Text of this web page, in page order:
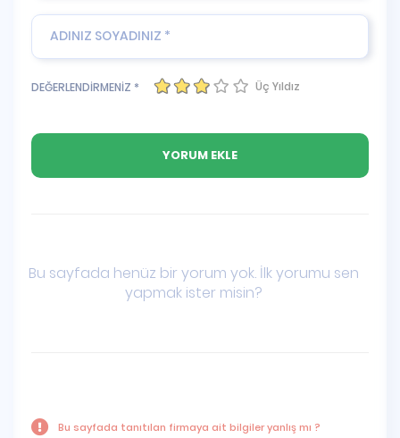
DEĞERLENDİRMENİZ * Üç Yıldız
Bu sayfada henüz bir yorum yok. İlk yorumu sen
yapmak ister misin?
Bu sayfada tanıtılan firmaya ait bilgiler yanlış mı ?